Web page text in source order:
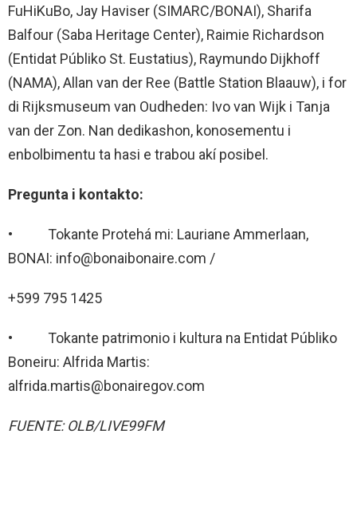
FuHiKuBo, Jay Haviser (SIMARC/BONAI), Sharifa
Balfour (Saba Heritage Center), Raimie Richardson
(Entidat Públiko St. Eustatius), Raymundo Dijkhoff
(NAMA), Allan van der Ree (Battle Station Blaauw), i for
di Rijksmuseum van Oudheden: Ivo van Wijk i Tanja
van der Zon. Nan dedikashon, konosementu i
enbolbimentu ta hasi e trabou akí posibel.
Pregunta i kontakto:
• Tokante Protehá mi: Lauriane Ammerlaan,
BONAI: info@bonaibonaire.com /
+599 795 1425
• Tokante patrimonio i kultura na Entidat Públiko
Boneiru: Alfrida Martis:
alfrida.martis@bonairegov.com
FUENTE: OLB/LIVE99FM